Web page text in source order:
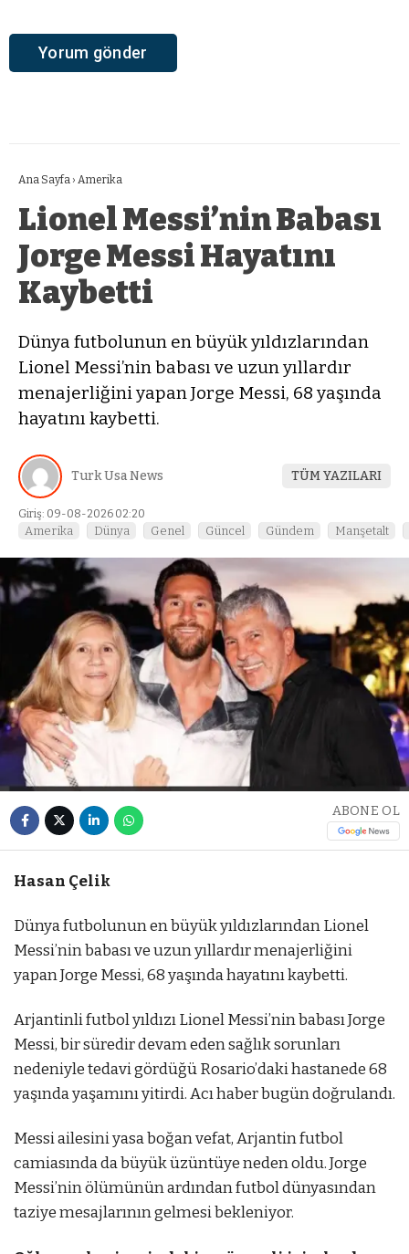
Ana Sayfa › Amerika
Lionel Messi’nin Babası
Jorge Messi Hayatını
Kaybetti
Dünya futbolunun en büyük yıldızlarından
Lionel Messi’nin babası ve uzun yıllardır
menajerliğini yapan Jorge Messi, 68 yaşında
hayatını kaybetti.
Turk Usa News TÜM YAZILARI
Giriş: 09-08-2026 02:20
Amerika Dünya Genel Güncel Gündem Manşetalt
ABONE OL
Hasan Çelik
Dünya futbolunun en büyük yıldızlarından Lionel
Messi’nin babası ve uzun yıllardır menajerliğini
yapan Jorge Messi, 68 yaşında hayatını kaybetti.
Arjantinli futbol yıldızı Lionel Messi’nin babası Jorge
Messi, bir süredir devam eden sağlık sorunları
nedeniyle tedavi gördüğü Rosario’daki hastanede 68
yaşında yaşamını yitirdi. Acı haber bugün doğrulandı.
Messi ailesini yasa boğan vefat, Arjantin futbol
camiasında da büyük üzüntüye neden oldu. Jorge
Messi’nin ölümünün ardından futbol dünyasından
taziye mesajlarının gelmesi bekleniyor.